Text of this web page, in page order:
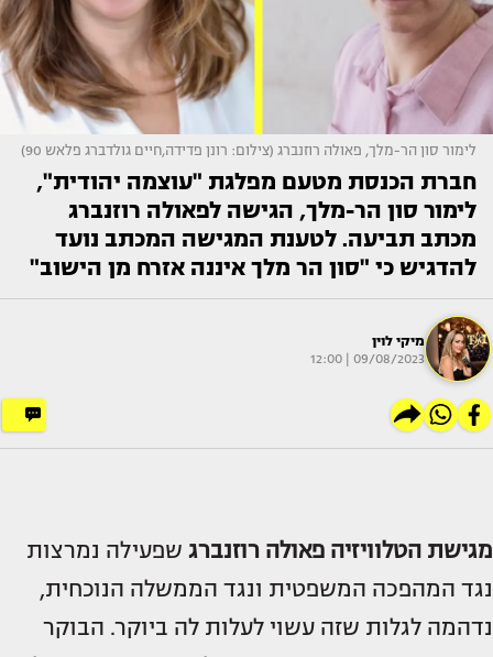
לימור סון הר-מלך, פאולה רוזנברג (צילום: רונן פדידה,חיים גולדברג פלאש 90)
חברת הכנסת מטעם מפלגת "עוצמה יהודית",
לימור סון הר-מלך, הגישה לפאולה רוזנברג
מכתב תביעה. לטענת המגישה המכתב נועד
להדגיש כי "סון הר מלך איננה אזרח מן הישוב"
מיקי לוין
09/08/2023 | 12:00
מגישת הטלוויזיה פאולה רוזנברג שפעילה נמרצות
נגד המהפכה המשפטית ונגד הממשלה הנוכחית,
נדהמה לגלות שזה עשוי לעלות לה ביוקר. הבוקר